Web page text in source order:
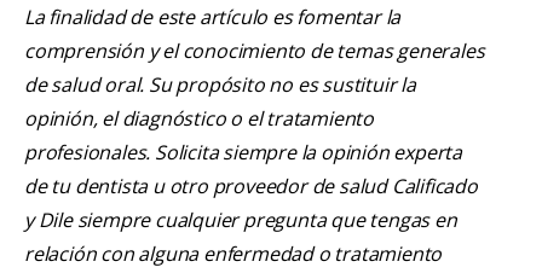
La finalidad de este artículo es fomentar la
comprensión y el conocimiento de temas generales
de salud oral. Su propósito no es sustituir la
opinión, el diagnóstico o el tratamiento
profesionales. Solicita siempre la opinión experta
de tu dentista u otro proveedor de salud Calificado
y Dile siempre cualquier pregunta que tengas en
relación con alguna enfermedad o tratamiento